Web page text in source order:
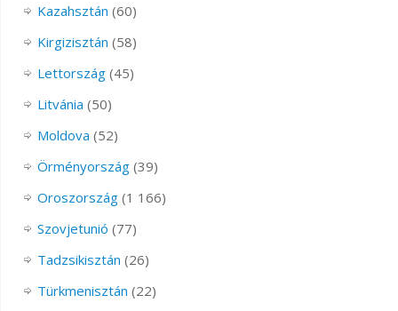
Kazahsztán (60)
Kirgizisztán (58)
Lettország(45)
Litvánia (50)
Moldova (52)
Örményország(39)
Oroszország(1 166)
Szovjetunió (77)
Tadzsikisztán (26)
Türkmenisztán (22)